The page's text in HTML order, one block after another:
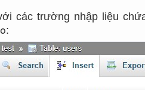
các trường nhập liệu
: